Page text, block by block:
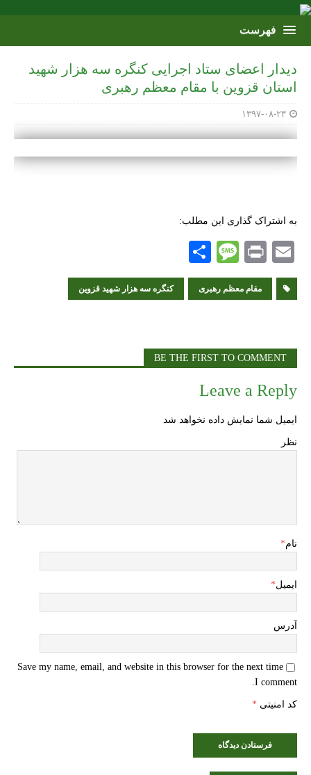
دیدار اعضای ستاد اجرایی کنگره سه هزار شهید
استان قزوین با مقام معظم رهبری
۱۳۹۷-۰۸-۲۳
به اشتراک گذاری این مطلب:
E
m
ai
P
ri
nt
M
es
sa
h
ar
مقام معظم رهبری کنگره سه هزار شهید قزوین
BE THE FIRST TO COMMENT
Leave a Reply
ایمیل شما نمایش داده نخواهد شد
نظر
نام*
ایمیل*
آدرس
Save my name, email, and website in this browser for the next time
I comment.
کد امنیتی *